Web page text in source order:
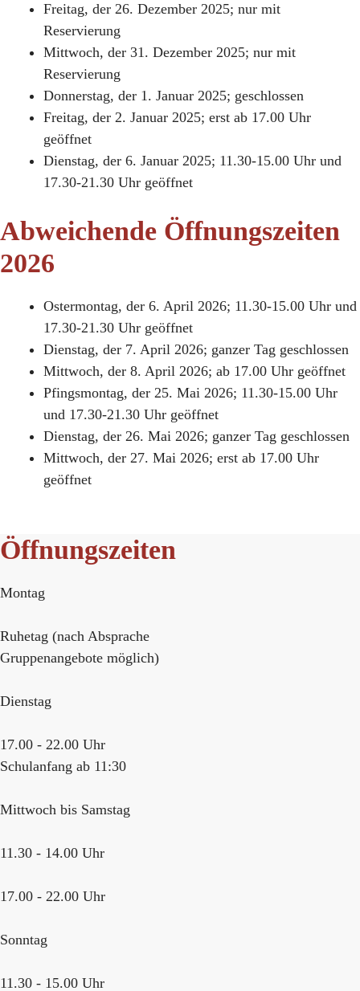
Freitag, der 26. Dezember 2025; nur mit
Reservierung
Mittwoch, der 31. Dezember 2025; nur mit
Reservierung
Donnerstag, der 1. Januar 2025; geschlossen
Freitag, der 2. Januar 2025; erst ab 17.00 Uhr
geöffnet
Dienstag, der 6. Januar 2025; 11.30-15.00 Uhr und
17.30-21.30 Uhr geöffnet
Abweichende Öffnungszeiten
2026
Ostermontag, der 6. April 2026; 11.30-15.00 Uhr und
17.30-21.30 Uhr geöffnet
Dienstag, der 7. April 2026; ganzer Tag geschlossen
Mittwoch, der 8. April 2026; ab 17.00 Uhr geöffnet
Pfingsmontag, der 25. Mai 2026; 11.30-15.00 Uhr
und 17.30-21.30 Uhr geöffnet
Dienstag, der 26. Mai 2026; ganzer Tag geschlossen
Mittwoch, der 27. Mai 2026; erst ab 17.00 Uhr
geöffnet
Öffnungszeiten
Montag
Ruhetag (nach Absprache
Gruppenangebote möglich)
Dienstag
17.00 - 22.00 Uhr
Schulanfang ab 11:30
Mittwoch bis Samstag
11.30 - 14.00 Uhr
17.00 - 22.00 Uhr
Sonntag
11.30 - 15.00 Uhr